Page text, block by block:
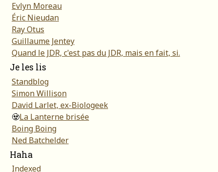
Evlyn Moreau
Éric Nieudan
Ray Otus
Guillaume Jentey
Quand le JDR, c'est pas du JDR, mais en fait, si.
Je les lis
Standblog
Simon Willison
David Larlet, ex-Biologeek
🧟La Lanterne brisée
Boing Boing
Ned Batchelder
Haha
Indexed